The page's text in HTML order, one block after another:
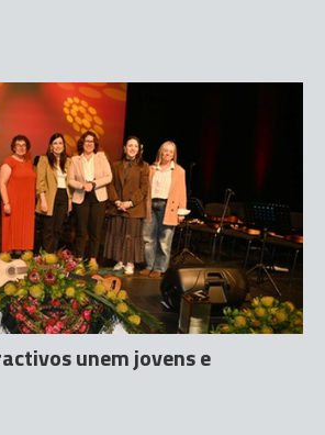
unem jovens e